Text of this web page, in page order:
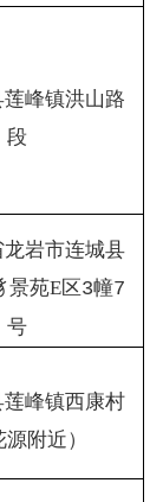
峰镇洪山路
段
岩市连城县
景苑E区3幢7
号
峰镇西康村
源附近）